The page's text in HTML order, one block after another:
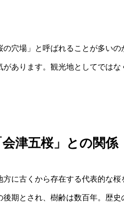
の穴場」と呼ばれることが多い
があります。観光地としてでは
津五桜」との関係
に古くから存在する代表的な
後期とされ、樹齢は数百年。歴